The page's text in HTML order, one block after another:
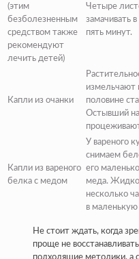
(этим
безболезненным
средством также
рекомендуют
лечить детей)
Четыре
замачивать
пять минут.
Капли из очанки
измельчают
половине
Остывший
Капли из вареного
белка с медом
У вареного
снимаем
его
меда.
несколько
в
Не стоит ждать, когда
проще не